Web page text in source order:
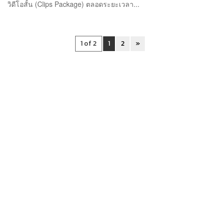
วิดีโอสั้น (Clips Package) ตลอดระยะเวลา...
1 of 2 1 2 »